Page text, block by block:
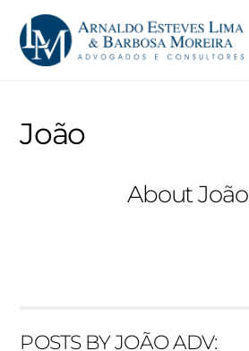
content
João
AboutJoão
POSTS BY JOÃO ADV: